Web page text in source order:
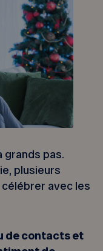
pas.
plusieurs
avec les
de contacts et